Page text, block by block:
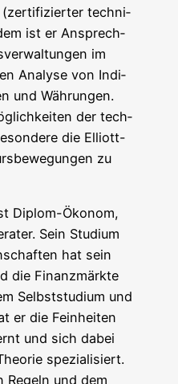
(zer­ti­fi­zier­ter tech­ni­
ist er Ansprech­
im
Ana­ly­se von Indi­
und Wäh­run­gen.
der tech­
die Elliott-
zu
Diplom-Öko­nom,
Sein Stu­di­um
hat sein
die Finanz­märk­te
Selbst­stu­di­um und
er die Fein­hei­ten
und sich dabei
spe­zia­li­siert.
Regeln und dem